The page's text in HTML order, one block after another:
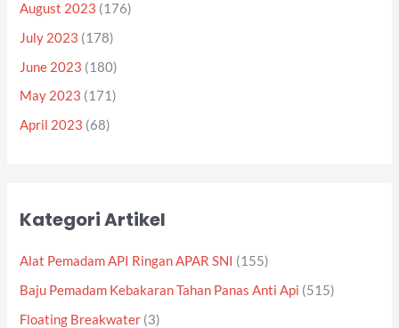
August 2023 (176)
July 2023 (178)
June 2023 (180)
May 2023 (171)
April 2023 (68)
Kategori Artikel
Alat Pemadam API Ringan APAR SNI (155)
Baju Pemadam Kebakaran Tahan Panas Anti Api (515)
Floating Breakwater (3)